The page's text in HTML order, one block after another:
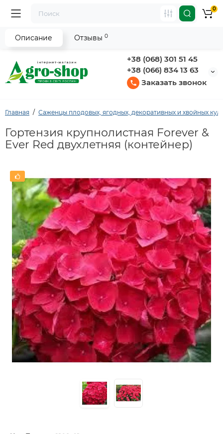
+38 (068) 301 51 45
+38 (066) 834 13 63
Заказать звонок
0
Главная Саженцы плодовых, ягодных, декоративных и хвойных
Гортензия крупнолистная Forever &
Ever Red двухлетняя (контейнер)
Описание Отзывы 0